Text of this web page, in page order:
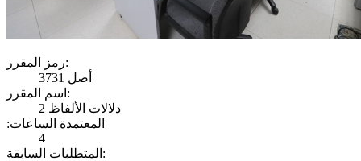
رمز المقرر:
أصل 3731
اسم المقرر:
دلالات الألفاظ 2
:المعتمدة الساعات
4
المتطلبات السابقة: